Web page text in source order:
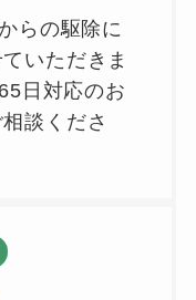
らの駆除に
いただきま
日対応のお
談くださ